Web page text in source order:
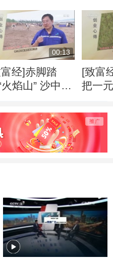
00:13
经]赤脚踏
火焰山” 沙中掘
[致富
把一